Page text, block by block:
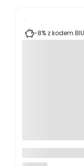
ekoskóra czarna